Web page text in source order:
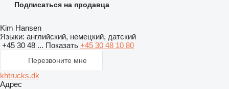
Подписаться на продавца
Kim Hansen
Языки: английский, немецкий, датский
+45 30 48 ... Показать +45 30 48 10 80
Перезвоните мне
khtrucks.dk
Адрес